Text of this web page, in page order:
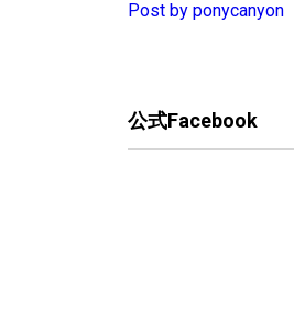
Post by ponycanyon
公式Facebook